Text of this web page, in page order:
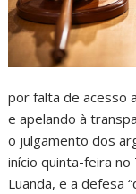
por falta de acesso
e apelando à
o julgamento dos
início quinta-feira no
Luanda, e a defesa